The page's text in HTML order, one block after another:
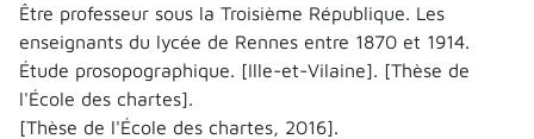
Être professeur sous la Troisième République. Les
enseignants du lycée de Rennes entre 1870 et 1914.
Étude prosopographique. [Ille-et-Vilaine]. [Thèse de
l'École des chartes].
[Thèse de l'École des chartes, 2016].